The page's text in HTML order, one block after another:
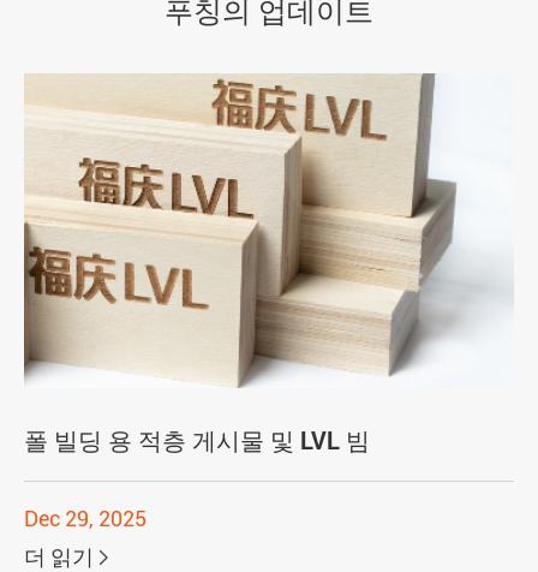
푸칭의 업데이트
폴 빌딩 용 적층 게시물 및 LVL 빔
Dec 29, 2025
더 읽기 